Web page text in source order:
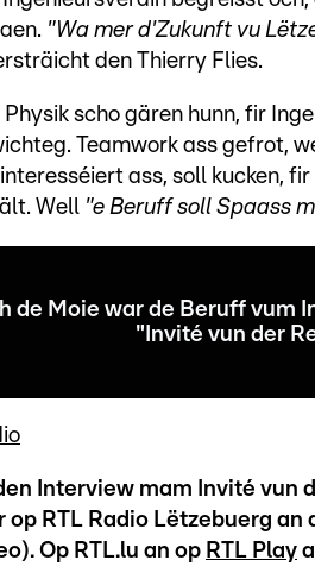
"Wa mer d'Zukunft vu
den Thierry Flies.
scho gären hunn, fir
Teamwork ass gefrot,
ass, soll kucken,
Well "e Beruff soll Spaass
de Moie war de Beruff vum
"Invité vun der
Interview mam Invité vun
op RTL Radio Lëtzebuerg
Op RTL.lu an op RTL Play